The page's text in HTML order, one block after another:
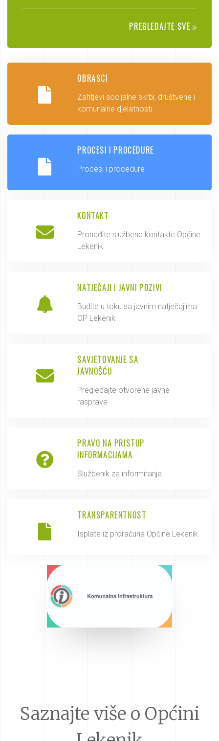
PREGLEDAJTE SVE
OBRASCI
Zahtjevi socijalne skrbi, društvene i
komunalne djelatnosti
PROCESI I PROCEDURE
Procesi i procedure
KONTAKT
Pronađite službene kontakte Općine
Lekenik
NATJEČAJI I JAVNI POZIVI
Budite u toku sa javnim natječajima
OP Lekenik
SAVJETOVANJE SA
JAVNOŠĆU
Pregledajte otvorene javne
rasprave
PRAVO NA PRISTUP
INFORMACIJAMA
Službenik za informiranje
TRANSPARENTNOST
Isplate iz proračuna Općine Lekenik
Saznajte više o Općini